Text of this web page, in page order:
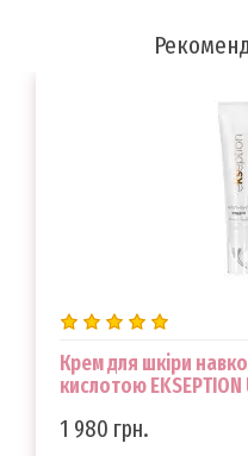
Крем для шкіри
кислотою
1 980 грн.